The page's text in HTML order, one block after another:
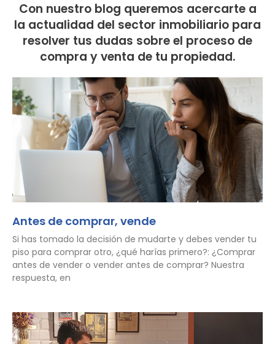
Con nuestro blog queremos acercarte a
la actualidad del sector inmobiliario para
resolver tus dudas sobre el proceso de
compra y venta de tu propiedad.
Antes de comprar, vende
Si has tomado la decisión de mudarte y debes vender tu
piso para comprar otro, ¿qué harías primero?: ¿Comprar
antes de vender o vender antes de comprar? Nuestra
respuesta, en